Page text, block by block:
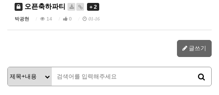
오픈축하파티 + 2
박광현 14 0 01-16
글쓰기